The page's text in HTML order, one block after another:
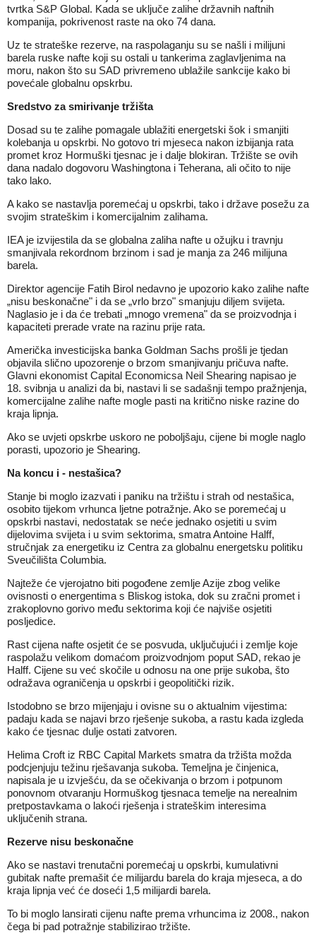
tvrtka S&P Global. Kada se uključe zalihe državnih naftnih
kompanija, pokrivenost raste na oko 74 dana.
Uz te strateške rezerve, na raspolaganju su se našli i milijuni
barela ruske nafte koji su ostali u tankerima zaglavljenima na
moru, nakon što su SAD privremeno ublažile sankcije kako bi
povećale globalnu opskrbu.
Sredstvo za smirivanje tržišta
Dosad su te zalihe pomagale ublažiti energetski šok i smanjiti
kolebanja u opskrbi. No gotovo tri mjeseca nakon izbijanja rata
promet kroz Hormuški tjesnac je i dalje blokiran. Tržište se ovih
dana nadalo dogovoru Washingtona i Teherana, ali očito to nije
tako lako.
A kako se nastavlja poremećaj u opskrbi, tako i države posežu za
svojim strateškim i komercijalnim zalihama.
IEA je izvijestila da se globalna zaliha nafte u ožujku i travnju
smanjivala rekordnom brzinom i sad je manja za 246 milijuna
barela.
Direktor agencije Fatih Birol nedavno je upozorio kako zalihe nafte
„nisu beskonačne" i da se „vrlo brzo" smanjuju diljem svijeta.
Naglasio je i da će trebati „mnogo vremena" da se proizvodnja i
kapaciteti prerade vrate na razinu prije rata.
Američka investicijska banka Goldman Sachs prošli je tjedan
objavila slično upozorenje o brzom smanjivanju pričuva nafte.
Glavni ekonomist Capital Economicsa Neil Shearing napisao je
18. svibnja u analizi da bi, nastavi li se sadašnji tempo pražnjenja,
komercijalne zalihe nafte mogle pasti na kritično niske razine do
kraja lipnja.
Ako se uvjeti opskrbe uskoro ne poboljšaju, cijene bi mogle naglo
porasti, upozorio je Shearing.
Na koncu i - nestašica?
Stanje bi moglo izazvati i paniku na tržištu i strah od nestašica,
osobito tijekom vrhunca ljetne potražnje. Ako se poremećaj u
opskrbi nastavi, nedostatak se neće jednako osjetiti u svim
dijelovima svijeta i u svim sektorima, smatra Antoine Halff,
stručnjak za energetiku iz Centra za globalnu energetsku politiku
Sveučilišta Columbia.
Najteže će vjerojatno biti pogođene zemlje Azije zbog velike
ovisnosti o energentima s Bliskog istoka, dok su zračni promet i
zrakoplovno gorivo među sektorima koji će najviše osjetiti
posljedice.
Rast cijena nafte osjetit će se posvuda, uključujući i zemlje koje
raspolažu velikom domaćom proizvodnjom poput SAD, rekao je
Halff. Cijene su već skočile u odnosu na one prije sukoba, što
odražava ograničenja u opskrbi i geopolitički rizik.
Istodobno se brzo mijenjaju i ovisne su o aktualnim vijestima:
padaju kada se najavi brzo rješenje sukoba, a rastu kada izgleda
kako će tjesnac dulje ostati zatvoren.
Helima Croft iz RBC Capital Markets smatra da tržišta možda
podcjenjuju težinu rješavanja sukoba. Temeljna je činjenica,
napisala je u izvješću, da se očekivanja o brzom i potpunom
ponovnom otvaranju Hormuškog tjesnaca temelje na nerealnim
pretpostavkama o lakoći rješenja i strateškim interesima
uključenih strana.
Rezerve nisu beskonačne
Ako se nastavi trenutačni poremećaj u opskrbi, kumulativni
gubitak nafte premašit će milijardu barela do kraja mjeseca, a do
kraja lipnja već će doseći 1,5 milijardi barela.
To bi moglo lansirati cijenu nafte prema vrhuncima iz 2008., nakon
čega bi pad potražnje stabilizirao tržište.